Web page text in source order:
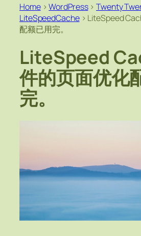
Home>WordPress>Twenty
LiteSpeedCache> LiteSpeed
配额已用完。
LiteSpeed
件的页面优化
完。